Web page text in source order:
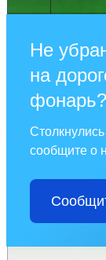
Не
на
фонарь?
сообщите о